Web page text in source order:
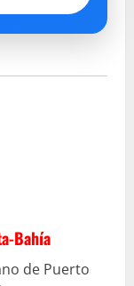
Bahía
de Puerto